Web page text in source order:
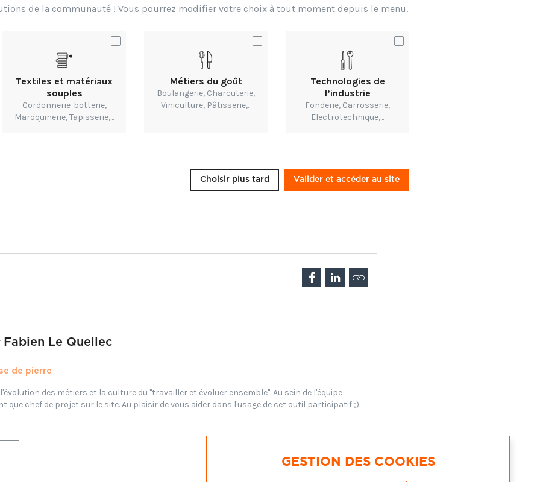
d’impression ?
Fabien Le Quellec
de pierre
des métiers et la culture du "travailler et évoluer ensemble". Au sein de l'équipe
que chef de projet sur le site. Au plaisir de vous aider dans l'usage de cet outil participatif ;)
GESTION DES COOKIES
de la communauté ! Vous pourrez modifier votre choix à tout moment depuis le menu.
Textiles et matériaux
souples
Cordonnerie-botterie,
Maroquinerie, Tapisserie,...
Métiers du goût
Boulangerie, Charcuterie,
Viniculture, Pâtisserie,...
Technologies de
l’industrie
Fonderie, Carrosserie,
Electrotechnique,...
Choisir plus tard Valider et accéder au site